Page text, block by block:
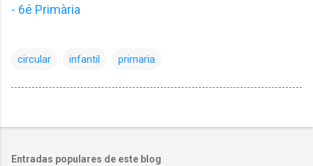
- 6é Primària
circular infantil primaria
Entradas populares de este blog